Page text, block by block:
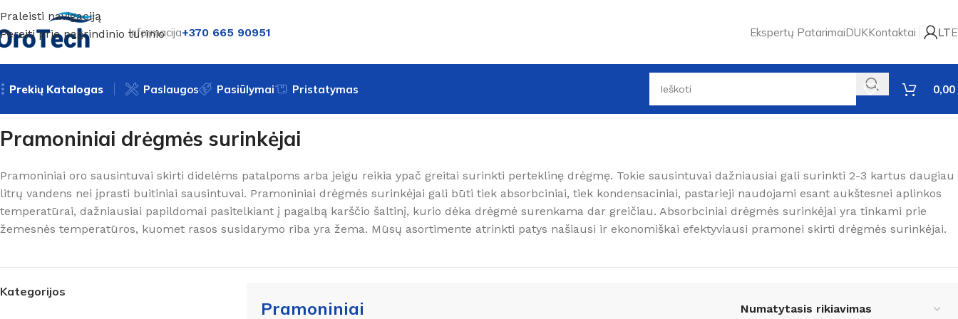
Praleisti navigaciją
Pereiti prie pagrindinio turinio
Informacija+370 665 90951 Ekspertų PatarimaiDUKKontaktai LT
Prekių Katalogas Paslaugos Pasiūlymai Pristatymas
0,00
Rodomi visi rezultatai: 7
Pramoniniai drėgmės surinkėjai
Pramoniniai oro sausintuvai skirti didelėms patalpoms arba jeigu reikia ypač greitai surinkti perteklinę drėgmę. Tokie sausintuvai dažniausiai gali surinkti 2-3 kartus daugiau
litrų vandens nei įprasti buitiniai sausintuvai. Pramoniniai drėgmės surinkėjai gali būti tiek absorbciniai, tiek kondensaciniai, pastarieji naudojami esant aukštesnei aplinkos
temperatūrai, dažniausiai papildomai pasitelkiant į pagalbą karščio šaltinį, kurio dėka drėgmė surenkama dar greičiau. Absorbciniai drėgmės surinkėjai yra tinkami prie
žemesnės temperatūros, kuomet rasos susidarymo riba yra žema. Mūsų asortimente atrinkti patys našiausi ir ekonomiškai efektyviausi pramonei skirti drėgmės surinkėjai.
Kategorijos
Pramoniniai